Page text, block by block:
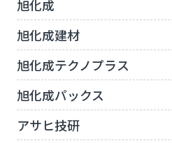
旭化成
旭化成建材
旭化成テクノプラス
旭化成パックス
アサヒ技研